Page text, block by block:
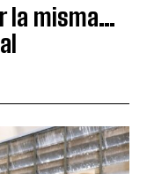
la misma…